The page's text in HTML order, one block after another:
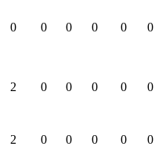
0 0 0 0 0 0
2 0 0 0 0 0
2 0 0 0 0 0